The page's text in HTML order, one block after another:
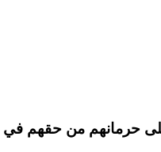
على حرمانهم من حقهم في